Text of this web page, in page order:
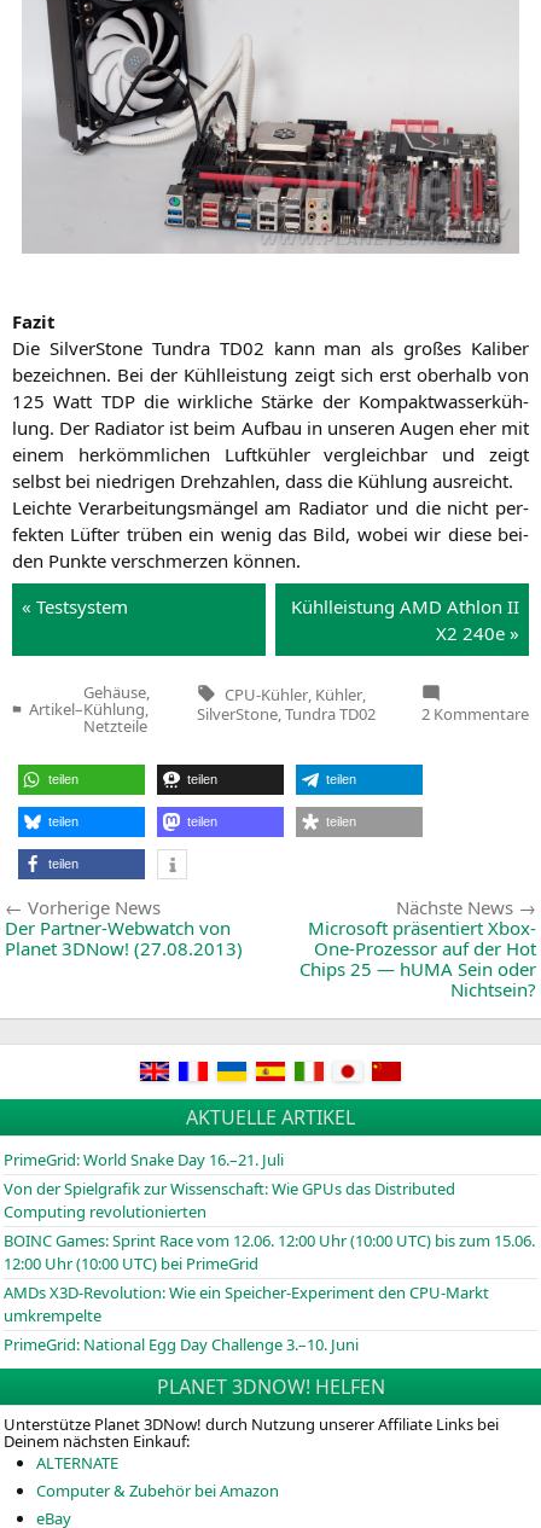
Fazit
Die Sil­ver­Stone Tun­dra TD02 kann man als gro­ßes Kali­ber
bezeich­nen. Bei der Kühl­leis­tung zeigt sich erst ober­halb von
125 Watt TDPdie wirk­li­che Stär­ke der Kom­pakt­was­ser­küh­
lung. Der Radia­tor ist beim Auf­bau in unse­ren Augen eher mit
einem her­kömm­li­chen Luft­küh­ler ver­gleich­bar und zeigt
selbst bei nied­ri­gen Dreh­zah­len, dass die Küh­lung ausreicht.
Leich­te Ver­ar­bei­tungs­män­gel am Radia­tor und die nicht per­
fek­ten Lüf­ter trü­ben ein wenig das Bild, wobei wir die­se bei­
den Punk­te ver­schmer­zen können.
« Test­sys­tem
Kühl­leis­tung AMD Ath­lon II
X2 240e »
Veröffentlicht
Artikel–
Gehäuse,
Kühlung,
Netzteile
Tags:
CPU-Kühler, Kühler,
SilverStone,Tundra TD02 2 Kommentare
teilen teilen teilen
teilen teilen teilen
teilen
Beitragsnavigation
Vorherige NewsVorherige
News:
Der Partner-Webwatch von
Planet 3DNow! (27.08.2013)
Nächste News
Microsoft präsentiert Xbox-
One-Prozessor auf der Hot
Chips 25 — hUMA Sein oder
Nichtsein?
AKTUELLE ARTIKEL
PrimeGrid: World Snake Day 16.–21. Juli
Von der Spielgrafik zur Wissenschaft: Wie GPUs das Distributed
Computing revolutionierten
BOINCGames: Sprint Race vom 12.06. 12:00 Uhr (10:00 UTC) bis zum 15.06.
12:00 Uhr (10:00 UTC) bei PrimeGrid
AMDs X3D-Revolution: Wie ein Speicher-Experiment den CPU-Markt
umkrempelte
PrimeGrid: National Egg Day Challenge 3.–10. Juni
PLANET 3DNOW! HELFEN
Unterstütze Planet 3DNow! durch Nutzung unserer Affiliate Links bei
Deinem nächsten Einkauf:
ALTERNATE
Computer & Zubehör bei Amazon
eBay